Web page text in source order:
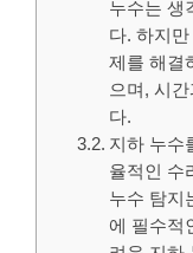
누수는 생
다. 하지
제를 해결
으며, 시
다.
지하 누수
율적인 수
누수 탐지
에 필수적